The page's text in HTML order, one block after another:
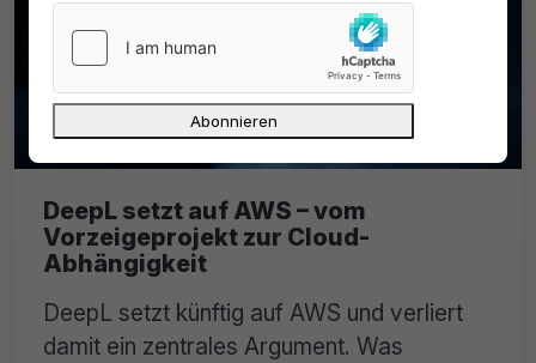
DeepL setzt auf AWS – vom
Vorzeigeprojekt zur Cloud-
Abhängigkeit
DeepL setzt künftig auf AWS und verliert
damit ein zentrales Argument. Was